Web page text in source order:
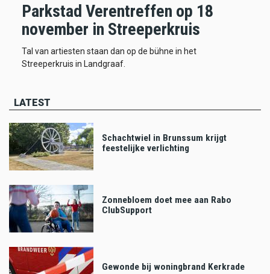
Parkstad Verentreffen op 18
november in Streeperkruis
Tal van artiesten staan dan op de bühne in het
Streeperkruis in Landgraaf.
LATEST
Schachtwiel in Brunssum krijgt
feestelijke verlichting
Zonnebloem doet mee aan Rabo
ClubSupport
Gewonde bij woningbrand Kerkrade